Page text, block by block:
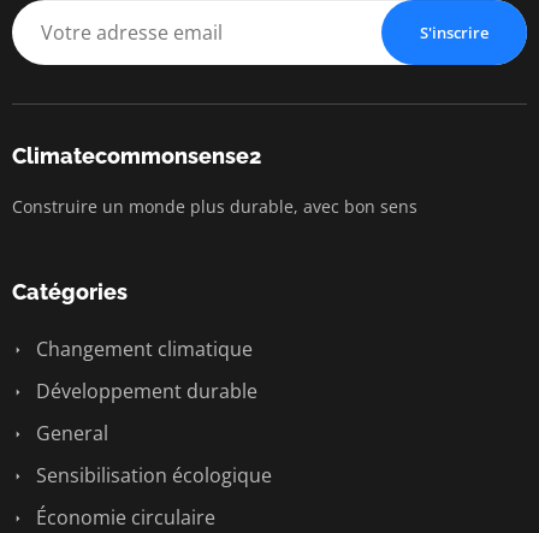
S'inscrire
Climatecommonsense2
Construire un monde plus durable, avec bon sens
Catégories
Changement climatique
Développement durable
General
Sensibilisation écologique
Économie circulaire